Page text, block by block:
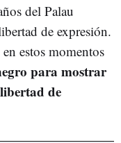
del Palau
de expresión.
estos momentos
para mostrar
de